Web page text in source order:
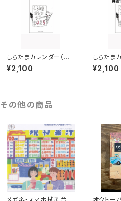
しらたまカレンダー（募
金つき第二弾）
¥2,100
しらたま
5（募金つき
¥2,100
その他の商品